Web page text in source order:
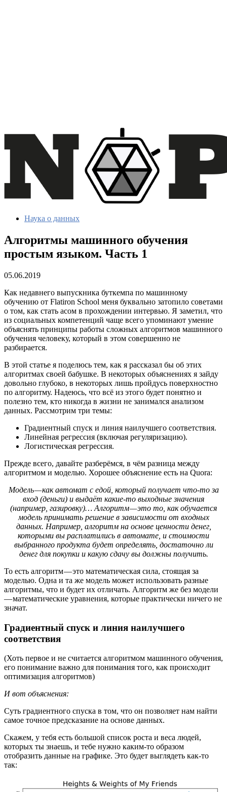
Наука о данных
Алгоритмы машинного обучения
простым языком. Часть 1
05.06.2019
Как недавнего выпускника буткемпа по машинному
обучению от Flatiron School меня буквально затопило советами
о том, как стать асом в прохождении интервью. Я заметил, что
из социальных компетенций чаще всего упоминают умение
объяснять принципы работы сложных алгоритмов машинного
обучения человеку, который в этом совершенно не
разбирается.
В этой статье я поделюсь тем, как я рассказал бы об этих
алгоритмах своей бабушке. В некоторых объяснениях я зайду
довольно глубоко, в некоторых лишь пройдусь поверхностно
по алгоритму. Надеюсь, что всё из этого будет понятно и
полезно тем, кто никогда в жизни не занимался анализом
данных. Рассмотрим три темы:
Градиентный спуск и линия наилучшего соответствия.
Линейная регрессия (включая регуляризацию).
Логистическая регрессия.
Прежде всего, давайте разберёмся, в чём разница между
алгоритмом и моделью. Хорошее объяснение есть на Quora:
Модель — как автомат с едой, который получает что-то за
вход (деньги) и выдаёт какие-то выходные значения
(например, газировку)… Алгоритм — это то, как обучается
модель принимать решение в зависимости от входных
данных. Например, алгоритм на основе ценности денег,
которыми вы расплатились в автомате, и стоимости
выбранного продукта будет определять, достаточно ли
денег для покупки и какую сдачу вы должны получить.
То есть алгоритм — это математическая сила, стоящая за
моделью. Одна и та же модель может использовать разные
алгоритмы, что и будет их отличать. Алгоритм же без модели
— математические уравнения, которые практически ничего не
значат.
Градиентный спуск и линия наилучшего
соответствия
(Хоть первое и не считается алгоритмом машинного обучения,
его понимание важно для понимания того, как происходит
оптимизация алгоритмов)
И вот объяснения:
Суть градиентного спуска в том, что он позволяет нам найти
самое точное предсказание на основе данных.
Скажем, у тебя есть большой список роста и веса людей,
которых ты знаешь, и тебе нужно каким-то образом
отобразить данные на графике. Это будет выглядеть как-то
так: